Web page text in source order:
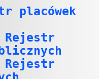
placówek
Rejestr
Rejestr